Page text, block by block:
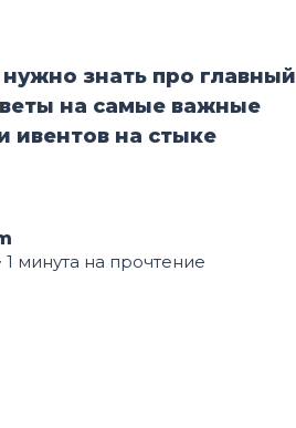
знать про главный
на самые важные
ивентов на стыке
∙ 1 минута на прочтение